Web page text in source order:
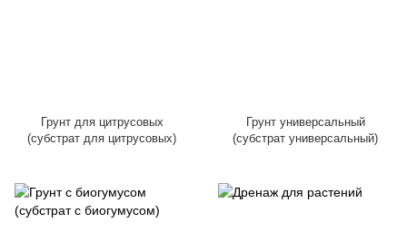
Грунт для цитрусовых
(субстрат для цитрусовых)
Грунт универсальный
(субстрат универсальный)